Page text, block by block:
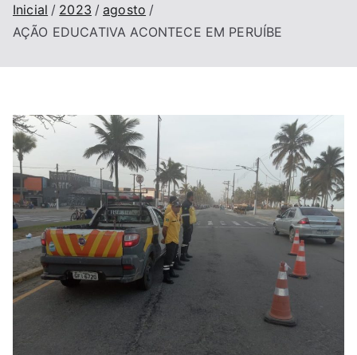
Inicial 2023
agosto
AÇÃO EDUCATIVA ACONTECE EM PERUÍBE